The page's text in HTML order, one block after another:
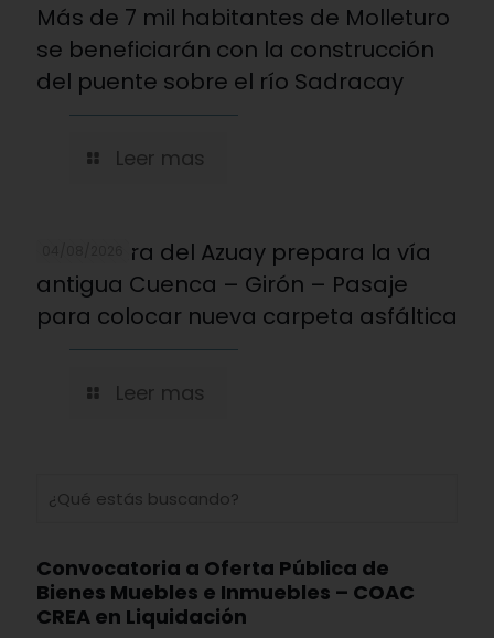
Más de 7 mil habitantes de Molleturo
se beneficiarán con la construcción
del puente sobre el río Sadracay
Leer mas
Prefectura del Azuay prepara la vía
antigua Cuenca – Girón – Pasaje
para colocar nueva carpeta asfáltica
Leer mas
Convocatoria a Oferta Pública de
Bienes Muebles e Inmuebles – COAC
CREA en Liquidación